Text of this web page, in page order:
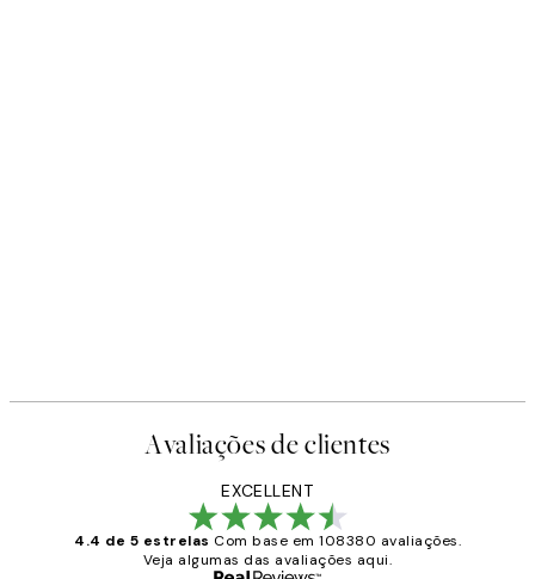
Avaliações de clientes
EXCELLENT
4.4 de 5 estrelas Com base em 108380 avaliações.
Veja algumas das avaliações aqui.